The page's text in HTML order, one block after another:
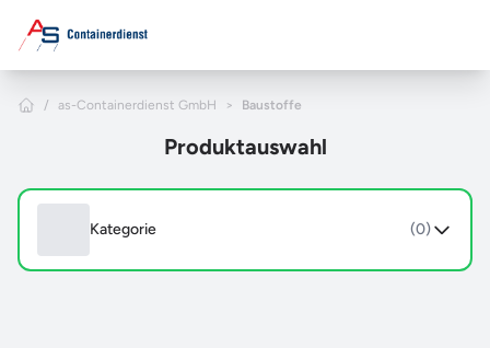
Home
/ as-Containerdienst GmbH > Baustoffe
Produktauswahl
Kategorie (0)